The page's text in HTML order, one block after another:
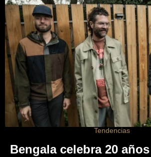
Tendencias
Bengala celebra 20